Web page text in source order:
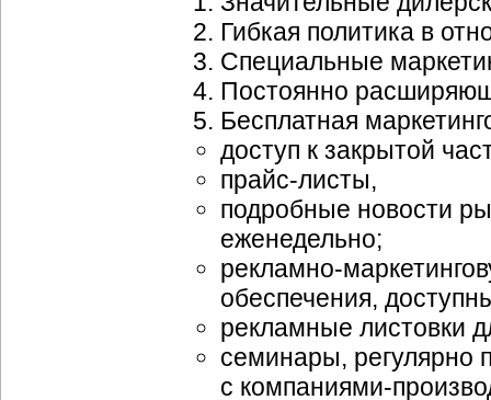
Гибкая политика в
Специальные
Постоянно
Бесплатная
доступ к закрытой
прайс-листы,
подробные новости
еженедельно;
рекламно-
обеспечения,
рекламные листовки
семинары, регулярно
с компаниями-